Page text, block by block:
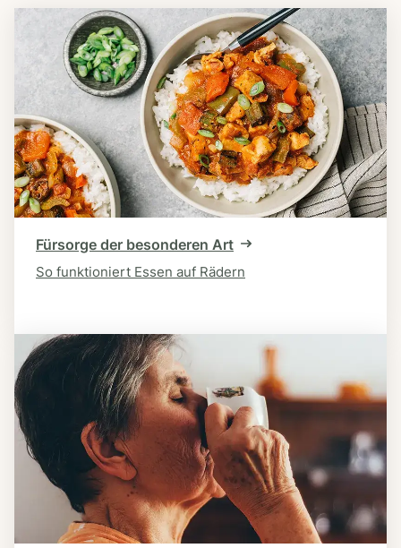
Fürsorge der besonderen Art
So funktioniert Essen auf Rädern